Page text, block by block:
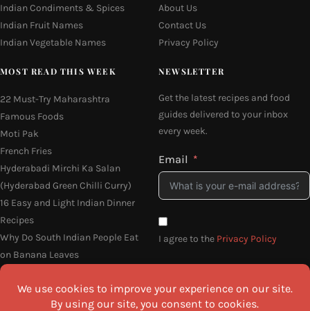
Indian Condiments & Spices
Indian Fruit Names
Indian Vegetable Names
About Us
Contact Us
Privacy Policy
MOST READ THIS WEEK
22 Must-Try Maharashtra
Famous Foods
Moti Pak
French Fries
Hyderabadi Mirchi Ka Salan
(Hyderabad Green Chilli Curry)
16 Easy and Light Indian Dinner
Recipes
Why Do South Indian People Eat
on Banana Leaves
NEWSLETTER
Get the latest recipes and food
guides delivered to your inbox
every week.
Email
I agree to the Privacy Policy
SEND ME THE RECIPES